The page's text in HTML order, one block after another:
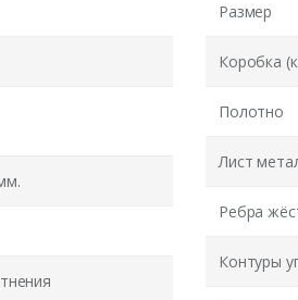
Размер
Коробка
Полотно
Лист
Ребра
Контуры